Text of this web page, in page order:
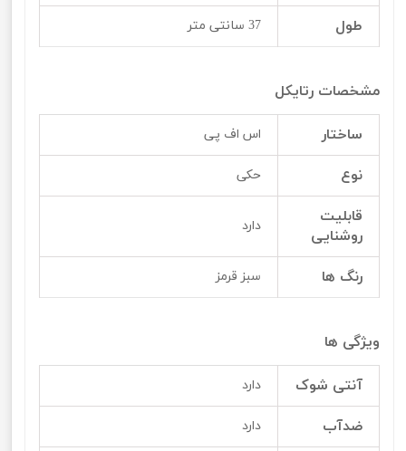
طول 37 سانتی متر
مشخصات رتایکل
ساختار اس اف پی
نوع حکی
قابلیت
روشنایی
دارد
رنگ ها سبز قرمز
ویژگی ها
آنتی شوک دارد
ضدآب دارد